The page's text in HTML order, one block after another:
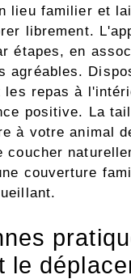
lieu familier et
librement.
étapes, en
agréables.
les repas à
positive. La
à votre animal
coucher
couverture
le